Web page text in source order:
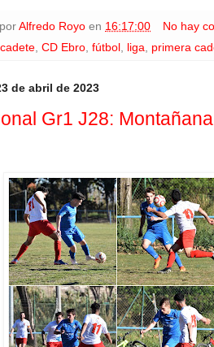
Alfredo Royo en 16:17:00
No hay
cadete, CD Ebro, fútbol , liga, primera
de abril de 2023
Gr1 J28: